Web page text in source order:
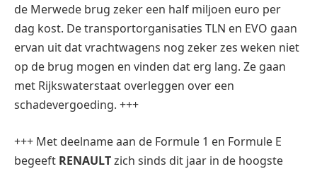
de Merwede brug zeker een half miljoen euro per
dag kost. De transportorganisaties TLN en EVO gaan
ervan uit dat vrachtwagens nog zeker zes weken niet
op de brug mogen en vinden dat erg lang. Ze gaan
met Rijkswaterstaat overleggen over een
schadevergoeding. +++
+++ Met deelname aan de Formule 1 en Formule E
begeeft RENAULTzich sinds dit jaar in de hoogste